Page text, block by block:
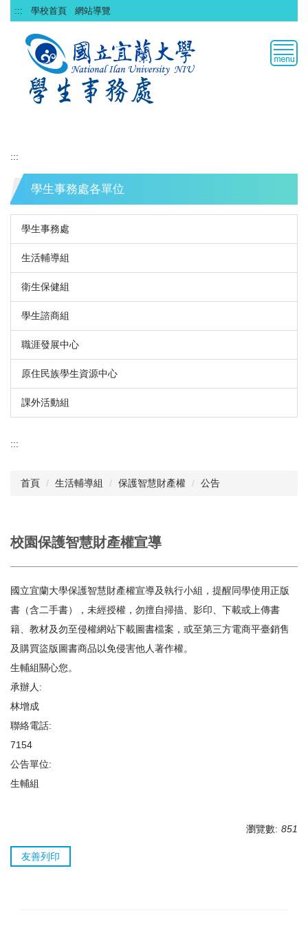
跳
到
::: 學校首頁 網站導覽
:::
學生事務處各單位
學生事務處
生活輔導組
衛生保健組
學生諮商組
職涯發展中心
原住民族學生資源中心
課外活動組
:::
首頁 生活輔導組 保護智慧財產權 公告
校園保護智慧財產權宣導
國立宜蘭大學保護智慧財產權宣導及執行小組，提醒同學使用正版
書（含二手書），未經授權，勿擅自掃描、影印、下載或上傳書
籍、教材及勿至侵權網站下載圖書檔案，或至第三方電商平臺銷售
及購買盜版圖書商品以免侵害他人著作權。
生輔組關心您。
承辦人:
林增成
聯絡電話:
7154
公告單位:
生輔組
瀏覽數: 851
友善列印